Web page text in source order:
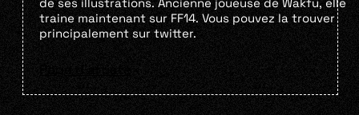
de ses illustrations. Ancienne joueuse de Wakfu, elle
traine maintenant sur FF14. Vous pouvez la trouver
principalement sur twitter.